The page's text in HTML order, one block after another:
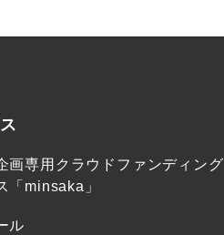
画専用クラウドファンディング
「minsaka」
ル